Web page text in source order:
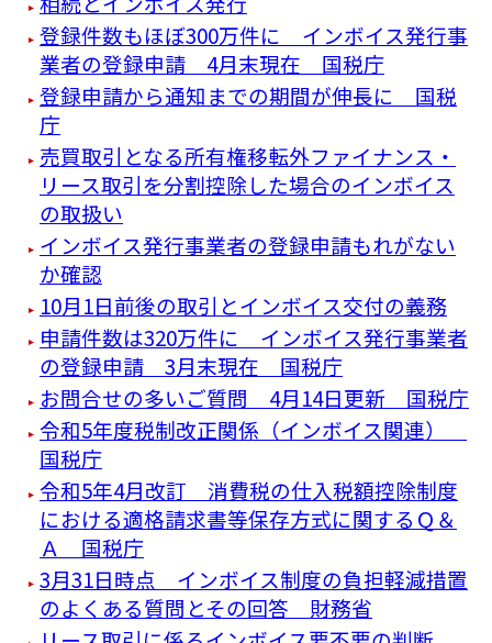
登録件数もほぼ300万件に インボイス発行事
業者の登録申請 4月末現在 国税庁
登録申請から通知までの期間が伸長に 国税
庁
売買取引となる所有権移転外ファイナンス・
リース取引を分割控除した場合のインボイス
の取扱い
インボイス発行事業者の登録申請もれがない
か確認
10月1日前後の取引とインボイス交付の義務
申請件数は320万件に インボイス発行事業者
の登録申請 3月末現在 国税庁
お問合せの多いご質問 4月14日更新 国税庁
令和5年度税制改正関係（インボイス関連）
国税庁
令和5年4月改訂 消費税の仕入税額控除制度
における適格請求書等保存方式に関するＱ＆
Ａ 国税庁
3月31日時点 インボイス制度の負担軽減措置
のよくある質問とその回答 財務省